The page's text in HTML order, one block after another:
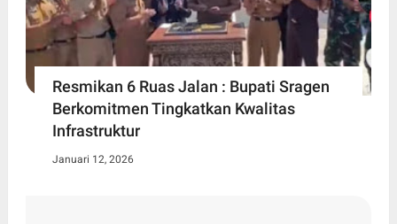
Resmikan 6 Ruas Jalan : Bupati Sragen
Berkomitmen Tingkatkan Kwalitas
Infrastruktur
Januari 12, 2026